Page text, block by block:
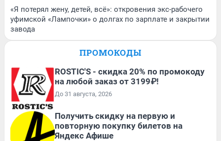
«Я потерял жену, детей, всё»: откровения экс-рабочего
уфимской «Лампочки» о долгах по зарплате и закрытии
завода
ПРОМОКОДЫ
ROSTIC'S - скидка 20% по промокоду
на любой заказ от 3199₽!
До 31 августа, 2026
Получить скидку на первую и
повторную покупку билетов на
Яндекс Афише